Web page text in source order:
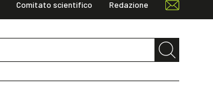
Comitato scientifico Redazione